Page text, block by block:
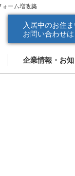
ォーム増改築
入居中のお住
お問い合わせ
企業情報・お
企業情報